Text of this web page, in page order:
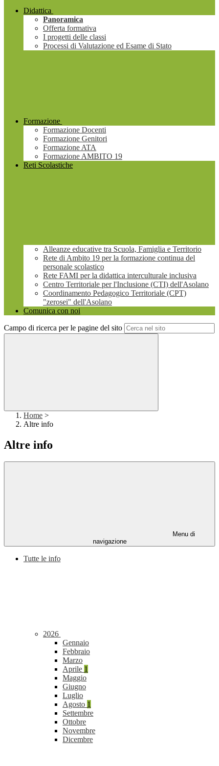
Didattica
Panoramica
Offerta formativa
I progetti delle classi
Processi di Valutazione ed Esame di Stato
Formazione
Formazione Docenti
Formazione Genitori
Formazione ATA
Formazione AMBITO 19
Reti Scolastiche
Alleanze educative tra Scuola, Famiglia e Territorio
Rete di Ambito 19 per la formazione continua del
personale scolastico
Rete FAMI per la didattica interculturale inclusiva
Centro Territoriale per l'Inclusione (CTI) dell'Asolano
Coordinamento Pedagogico Territoriale (CPT)
"zerosei" dell'Asolano
Comunica con noi
Campo di ricerca per le pagine del sito
Home >
Altre info
Altre info
Menu di
navigazione
Tutte le info
2026
Gennaio
Febbraio
Marzo
Aprile 1
Maggio
Giugno
Luglio
Agosto 1
Settembre
Ottobre
Novembre
Dicembre